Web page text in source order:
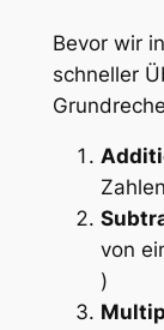
Bevor wir
schneller
von
)